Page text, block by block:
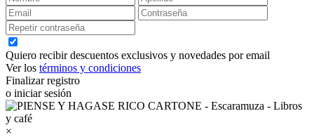
Quiero recibir descuentos exclusivos y novedades por email
Ver los términos y condiciones
Finalizar registro
o iniciar sesión
×